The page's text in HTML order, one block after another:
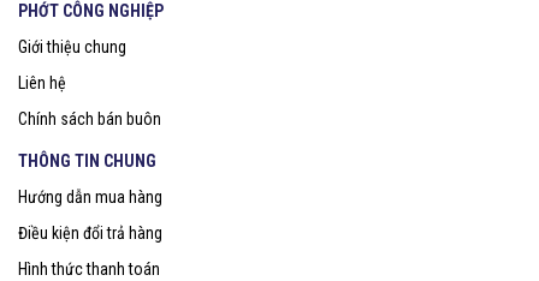
PHỚT CÔNG NGHIỆP
Giới thiệu chung
Liên hệ
Chính sách bán buôn
THÔNG TIN CHUNG
Hướng dẫn mua hàng
Điều kiện đổi trả hàng
Hình thức thanh toán